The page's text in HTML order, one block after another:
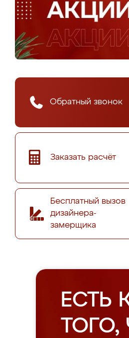
Обратный звонок
Заказать расчёт
Бесплатный вызов
дизайнера-
замерщика
ЕСТЬ
ТОГО,